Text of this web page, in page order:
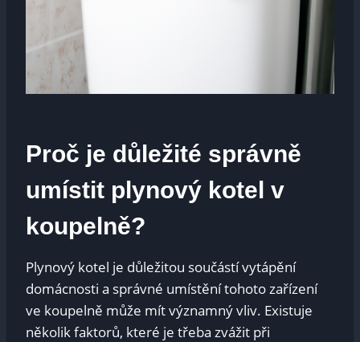
Proč je důležité správně
umístit plynový kotel v
koupelně?
Plynový kotel je důležitou součástí vytápění
domácnosti a správné umístění tohoto zařízení
ve koupelně může mít významný vliv. Existuje
několik faktorů, které je třeba zvážit při